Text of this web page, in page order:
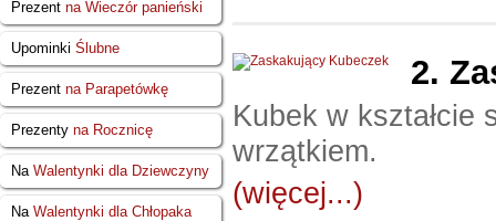
Prezent na Wieczór panieński
Upominki Ślubne
Prezent na Parapetówkę
Prezenty na Rocznicę
NaWalentynki dla Dziewczyny
NaWalentynki dla Chłopaka
2.
Kubek w kształcie
wrzątkiem.
(więcej...)